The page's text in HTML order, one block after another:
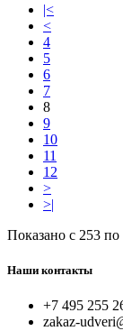
|<
<
4
5
6
7
8
9
10
11
12
>
>|
Показано с 253 по
Наши контакты
+7 495 255
zakaz-